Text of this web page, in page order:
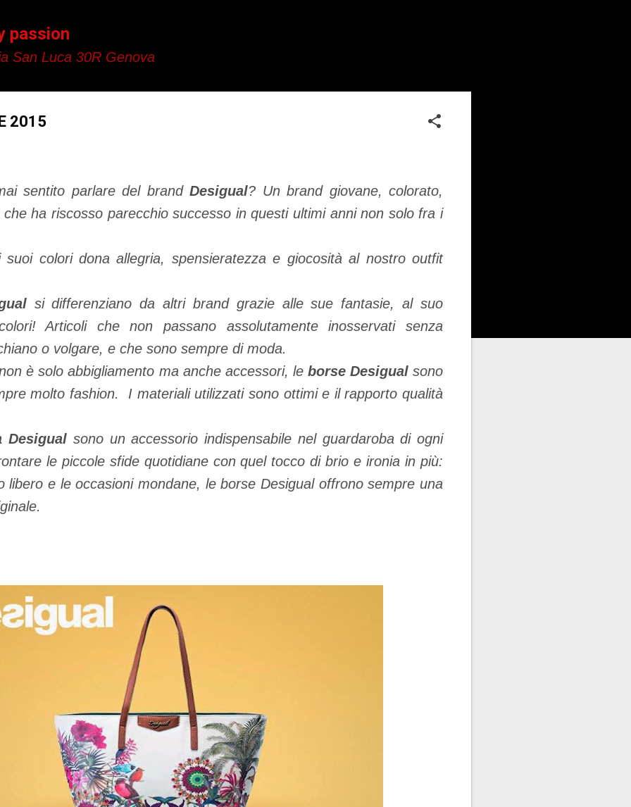
passion
San Luca 30R Genova
2015
sentito parlare del brand Desigual? Un brand giovane, colorato,
ha riscosso parecchio successo in questi ultimi anni non solo fra i
colori dona allegria, spensieratezza e giocosità al nostro outfit
si differenziano da altri brand grazie alle sue fantasie, al suo
Articoli che non passano assolutamente inosservati senza
o volgare, e che sono sempre di moda.
è solo abbigliamento ma anche accessori, le borse Desigualsono
molto fashion. I materiali utilizzati sono ottimi e il rapporto qualità
Desigual sono un accessorio indispensabile nel guardaroba di ogni
le piccole sfide quotidiane con quel tocco di brio e ironia in più:
libero e le occasioni mondane, le borse Desigual offrono sempre una